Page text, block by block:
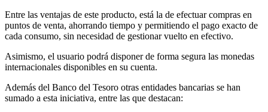
Entre las ventajas de este producto, está la de efectuar compras en
puntos de venta, ahorrando tiempo y permitiendo el pago exacto de
cada consumo, sin necesidad de gestionar vuelto en efectivo.
Asimismo, el usuario podrá disponer de forma segura las monedas
internacionales disponibles en su cuenta.
Además del Banco del Tesoro otras entidades bancarias se han
sumado a esta iniciativa, entre las que destacan: